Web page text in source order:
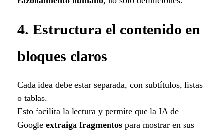
4. Estructura el contenido en
bloques claros
Cada idea debe estar separada, con subtítulos, listas
o tablas.
Esto facilita la lectura y permite que la IA de
Google extraiga fragmentos para mostrar en sus